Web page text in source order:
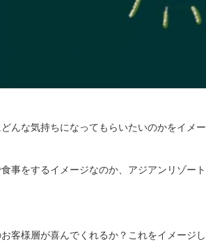
んな気持ちになってもらいたいのかをイメ
事をするイメージなのか、アジアンリゾー
客様層が喜んでくれるか？これをイメージ